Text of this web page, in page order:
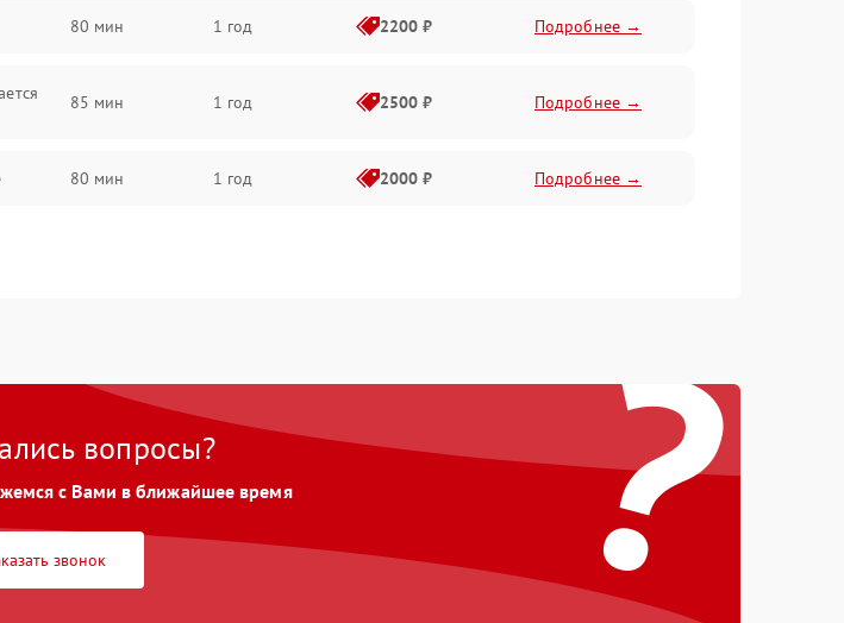
80 мин 1 год 2200 ₽ Подробнее →
85 мин 1 год 2500 ₽ Подробнее →
80 мин 1 год 2000 ₽ Подробнее →
?
вопросы?
с Вами в ближайшее время
звонок